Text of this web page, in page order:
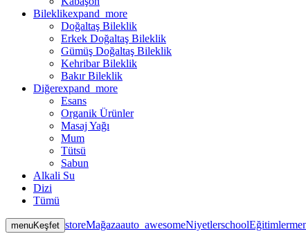
Bileklikexpand_more
Doğaltaş Bileklik
Erkek Doğaltaş Bileklik
Gümüş Doğaltaş Bileklik
Kehribar Bileklik
Bakır Bileklik
Diğerexpand_more
Esans
Organik Ürünler
Masaj Yağı
Mum
Tütsü
Sabun
Alkali Su
Dizi
Tümü
menuKeşfet storeMağazaauto_awesomeNiyetlerschoolEğitimler